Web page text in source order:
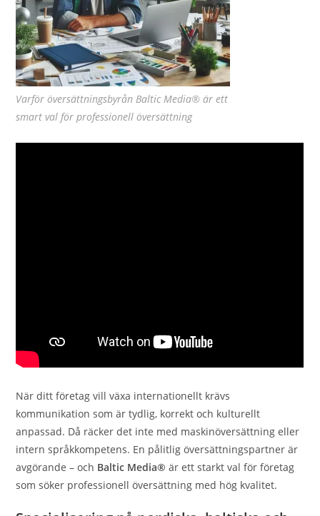
Varför översättningsbyrån Baltic Media® är ett
smart val för professionell översättning
När ditt företag vill växa internationellt krävs
kommunikation som är tydlig, korrekt och kulturellt
anpassad. Då räcker det inte med maskinöversättning eller
intern språkkompetens. En pålitlig översättningspartner är
avgörande – och Baltic Media® är ett starkt val för företag
som söker professionell översättning med hög kvalitet.